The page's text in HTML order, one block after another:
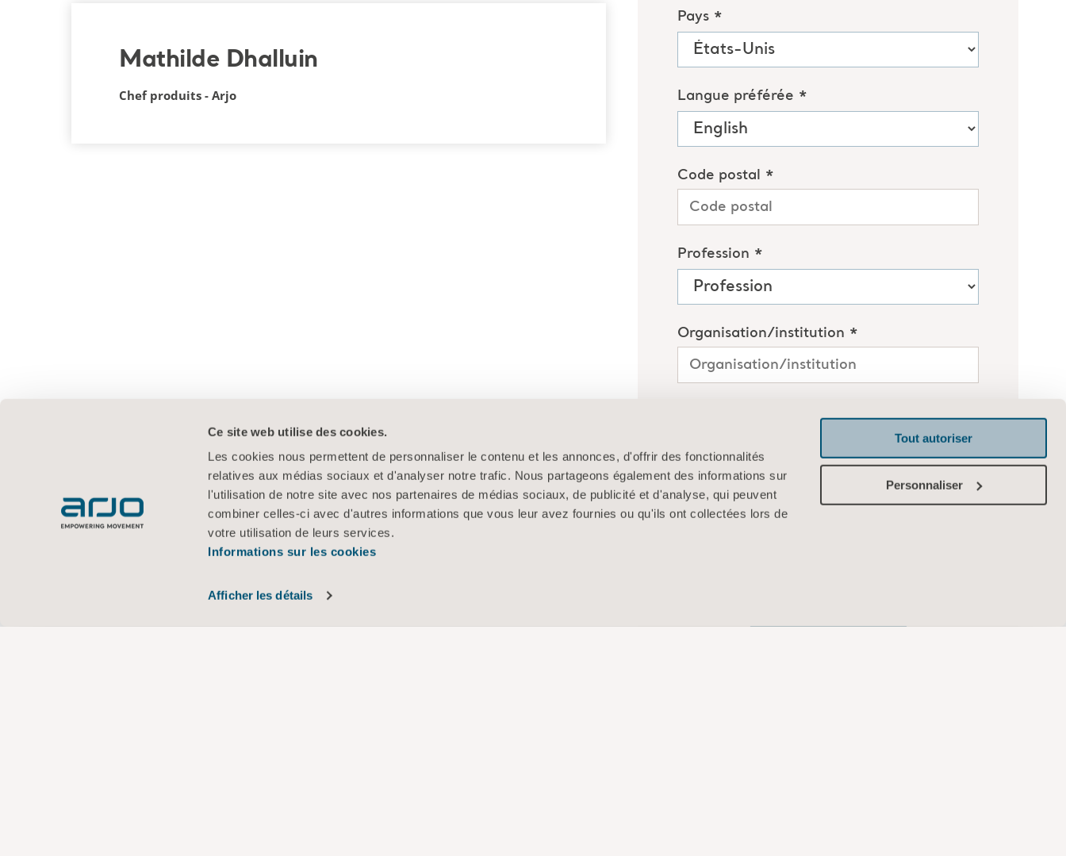
Ce site web utilise des cookies.
Les cookies nous permettent de personnaliser le contenu et les annonces, d'offrir des fonctionnalités
relatives aux médias sociaux et d'analyser notre trafic. Nous partageons également des informations sur
l'utilisation de notre site avec nos partenaires de médias sociaux, de publicité et d'analyse, qui peuvent
combiner celles-ci avec d'autres informations que vous leur avez fournies ou qu'ils ont collectées lors de
votre utilisation de leurs services.
Informations sur les cookies
Afficher les détails
Tout autoriser
Personnaliser
Mathilde Dhalluin
Chef produits - Arjo